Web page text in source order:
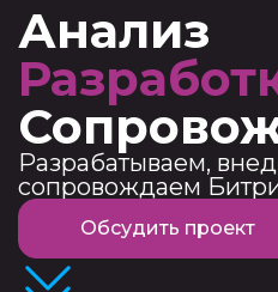
Анализ
Разрабатываем,
сопровождаем
Обсудить проект